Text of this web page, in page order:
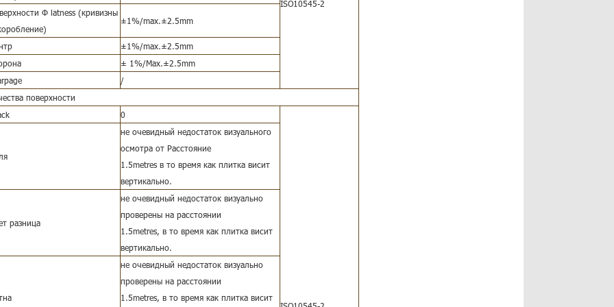
ISO10545-2
Ф latness (кривизны
±1%/max.±2.5mm
±1%/max.±2.5mm
± 1%/Max.±2.5mm
/
поверхности
0
не очевидный недостаток визуального
осмотра от Расстояние
1.5metres в то время как плитка висит
вертикально.
разница
не очевидный недостаток визуально
проверены на расстоянии
1.5metres, в то время как плитка висит
вертикально.
не очевидный недостаток визуально
проверены на расстоянии
1.5metres, в то время как плитка висит